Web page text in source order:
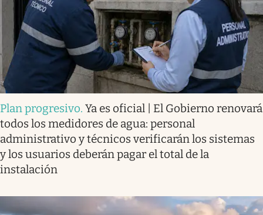
Plan progresivo. Ya es oficial | El Gobierno renovará
todos los medidores de agua: personal
administrativo y técnicos verificarán los sistemas
y los usuarios deberán pagar el total de la
instalación